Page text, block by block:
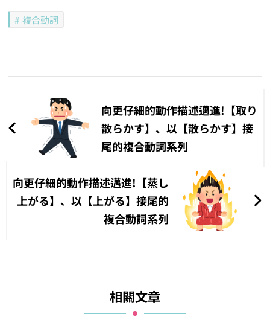
複合動詞
導
向更仔細的動作描述邁進!【取り
散らかす】、以【散らかす】接
尾的複合動詞系列
向更仔細的動作描述邁進!【蒸し
上がる】、以【上がる】接尾的
複合動詞系列
相關文章